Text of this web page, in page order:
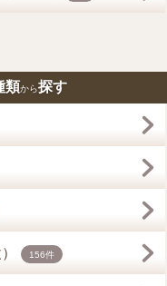
類から探す
156件